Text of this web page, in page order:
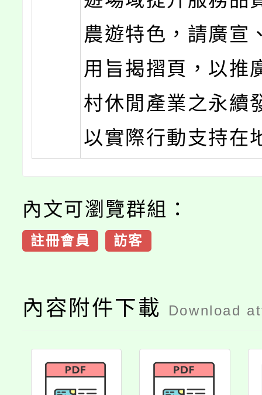
農遊特色，請廣宣
用旨揭摺頁，以推
村休閒產業之永續
以實際行動支持在
內文可瀏覽群組：
註冊會員 訪客
內容附件下載 Download